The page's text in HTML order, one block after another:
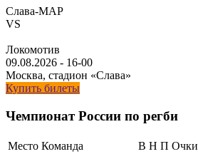
Слава-МАР
VS
Локомотив
09.08.2026 - 16-00
Москва, стадион «Слава»
Купить билеты
Чемпионат России по регби
Место Команда В Н П Очки